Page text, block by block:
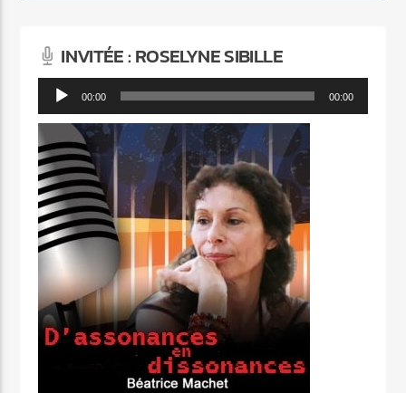
INVITÉE : ROSELYNE SIBILLE
Lecteur 00:00 00:00